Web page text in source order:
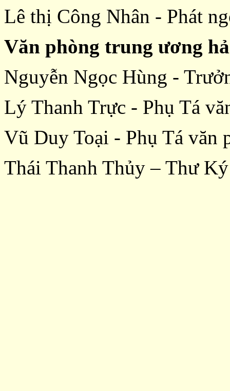
Lê thị Công Nhân - Phát
Văn phòng trung ương
Nguyễn Ngọc Hùng -
Lý Thanh Trực - Phụ Tá
Vũ Duy Toại - Phụ Tá văn
Thái Thanh Thủy – Thư Ký